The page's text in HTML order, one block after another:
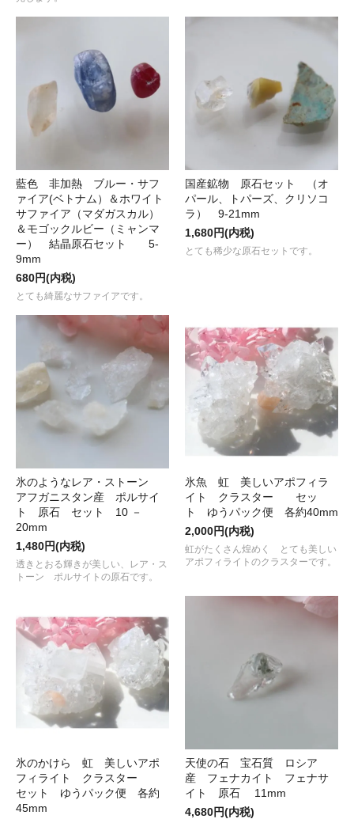
藍色 非加熱 ブルー・サフ
ァイア(ベトナム）＆ホワイト
サファイア（マダガスカル）
＆モゴックルビー（ミャンマ
ー） 結晶原石セット 5-
9mm
680円(内税)
とても綺麗なサファイアです。
国産鉱物 原石セット （オ
パール、トパーズ、クリソコ
ラ） 9-21mm
1,680円(内税)
とても稀少な原石セットです。
氷のようなレア・ストーン
アフガニスタン産 ポルサイ
ト 原石 セット 10 －
20mm
1,480円(内税)
透きとおる輝きが美しい、レア・ス
トーン ポルサイトの原石です。
氷魚 虹 美しいアポフィラ
イト クラスター セッ
ト ゆうパック便 各約40mm
2,000円(内税)
虹がたくさん煌めく とても美しい
アポフィライトのクラスターです。
氷のかけら 虹 美しいアポ
フィライト クラスター
セット ゆうパック便 各約
45mm
天使の石 宝石質 ロシア
産 フェナカイト フェナサ
イト 原石 11mm
4,680円(内税)